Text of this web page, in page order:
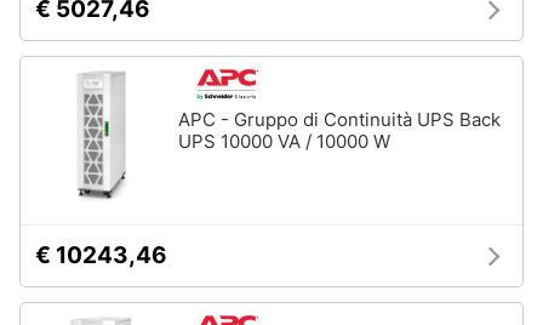
€ 5027,46
APC - Gruppo di Continuità UPS Back
UPS 10000 VA / 10000 W
€ 10243,46